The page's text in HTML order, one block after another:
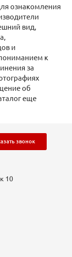
ознакомления
вид,
и
к
за
об
еще
звонок
10